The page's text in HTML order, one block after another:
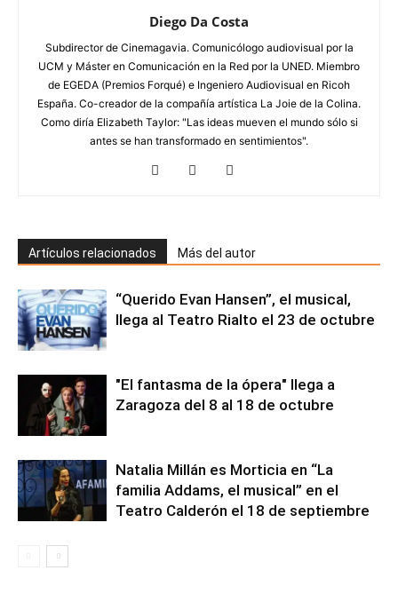
Diego Da Costa
Subdirector de Cinemagavia. Comunicólogo audiovisual por la
UCM y Máster en Comunicación en la Red por la UNED. Miembro
de EGEDA (Premios Forqué) e Ingeniero Audiovisual en Ricoh
España. Co-creador de la compañía artística La Joie de la Colina.
Como diría Elizabeth Taylor: "Las ideas mueven el mundo sólo si
antes se han transformado en sentimientos".
Artículos relacionados Más del autor
“Querido Evan Hansen”, el musical,
llega al Teatro Rialto el 23 de octubre
"El fantasma de la ópera" llega a
Zaragoza del 8 al 18 de octubre
Natalia Millán es Morticia en “La
familia Addams, el musical” en el
Teatro Calderón el 18 de septiembre